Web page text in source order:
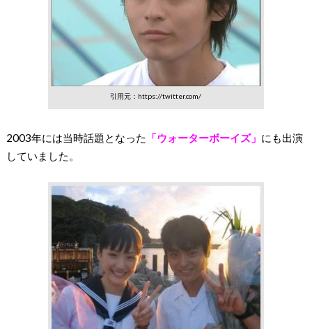
引用元：https://twitter.com/
2003年には当時話題となった 「ウォーターボーイズ」 にも出演
していました。